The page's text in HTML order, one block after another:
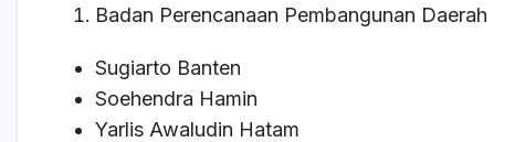
Badan Perencanaan Pembangunan Daerah
Sugiarto Banten
Soehendra Hamin
Yarlis Awaludin Hatam